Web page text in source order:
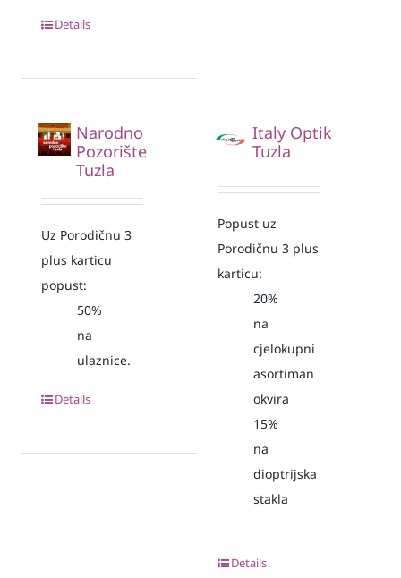
Details
Narodno
Pozorište
Tuzla
Uz Porodičnu 3
plus karticu
popust:
50%
na
ulaznice.
Details
Italy Optik
Tuzla
Popust uz
Porodičnu 3 plus
karticu:
20%
na
cjelokupni
asortiman
okvira
15%
na
dioptrijska
stakla
Details